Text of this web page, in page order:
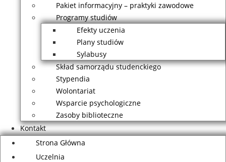
Pakiet informacyjny – praktyki zawodowe
Programy studiów
Efekty uczenia
Plany studiów
Sylabusy
Skład samorządu studenckiego
Stypendia
Wolontariat
Wsparcie psychologiczne
Zasoby biblioteczne
Kontakt
Strona Główna
Uczelnia